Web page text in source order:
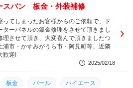
スバン 板金・外装補修
ってしまったお客様からのご依頼で、ド
ターパネルの鈑金修理をさせて頂きまし
理させて頂き、大変喜んで頂きましたつ
浦市・かすみがうら市・阿見町等、近隣
歓迎!
2025/02/18
板金 パール ハイエース